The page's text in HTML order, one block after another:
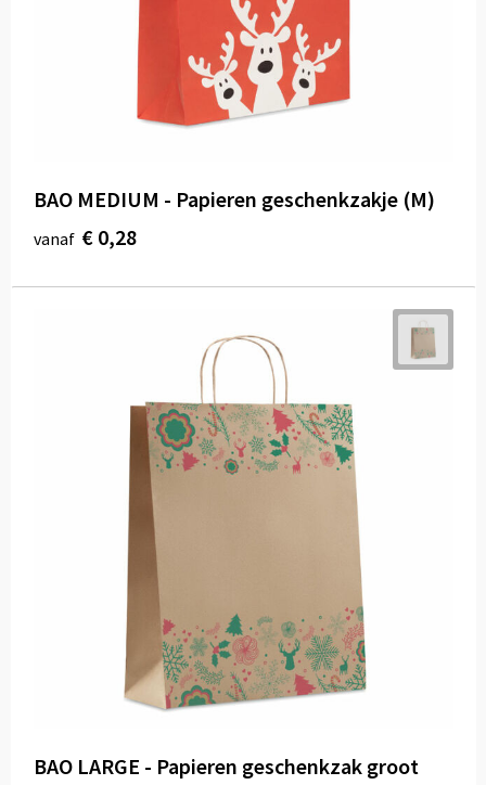
BAO MEDIUM - Papieren geschenkzakje (M)
vanaf € 0,28
BAO LARGE - Papieren geschenkzak groot